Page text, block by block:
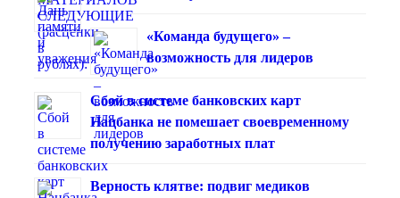
«Команда будущего» –
возможность для лидеров
Сбой в системе банковских карт
Нацбанка не помешает своевременному
получению заработных плат
Верность клятве: подвиг медиков